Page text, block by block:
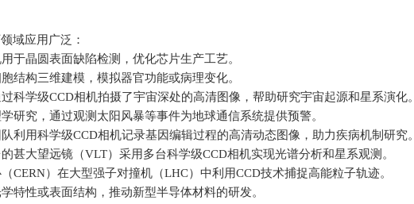
域应用广泛：
于晶圆表面缺陷检测，优化芯片生产工艺。
结构三维建模，模拟器官功能或病理变化。
科学级CCD相机拍摄了宇宙深处的高清图像，帮助研究宇宙起源和星系演化。
研究，通过观测太阳风暴等事件为地球通信系统提供预警。
利用科学级CCD相机记录基因编辑过程的高清动态图像，助力疾病机制研究。
甚大望远镜（VLT）采用多台科学级CCD相机实现光谱分析和星系观测。
CERN）在大型强子对撞机（LHC）中利用CCD技术捕捉高能粒子轨迹。
特性或表面结构，推动新型半导体材料的研发。